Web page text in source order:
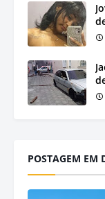
POSTAGEM EM